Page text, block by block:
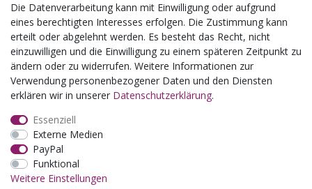
Die Datenverarbeitung kann mit Einwilligung oder aufgrund
eines berechtigten Interesses erfolgen. Die Zustimmung kann
erteilt oder abgelehnt werden. Es besteht das Recht, nicht
einzuwilligen und die Einwilligung zu einem späteren Zeitpunkt zu
ändern oder zu widerrufen. Weitere Informationen zur
Verwendung personenbezogener Daten und den Diensten
erklären wir in unserer Daten­schutz­erklärung.
Essenziell
Externe Medien
PayPal
Funktional
Weitere Einstellungen